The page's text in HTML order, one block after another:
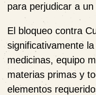
para perjudicar a
El bloqueo contra
significativamente
medicinas, equipo
materias primas y
elementos